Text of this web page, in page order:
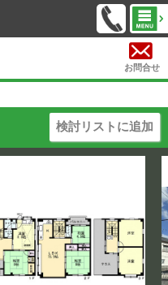
お問合せ
検討リストに追加